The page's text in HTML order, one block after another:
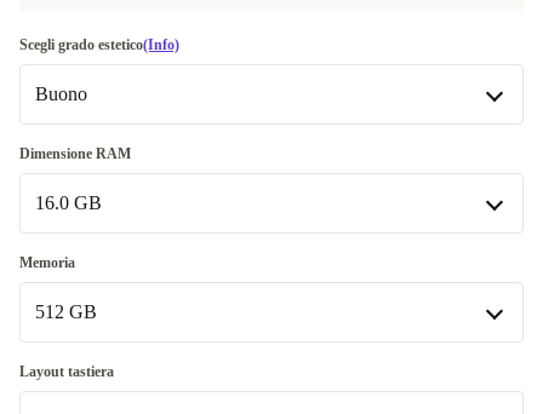
Scegli grado estetico(Info)
Buono
Buono
Molto buono +20,00 €
Dimensione RAM
16.0 GB
16.0 GB
32.0 GB +100,00 €
Memoria
512 GB
512 GB
Layout tastiera